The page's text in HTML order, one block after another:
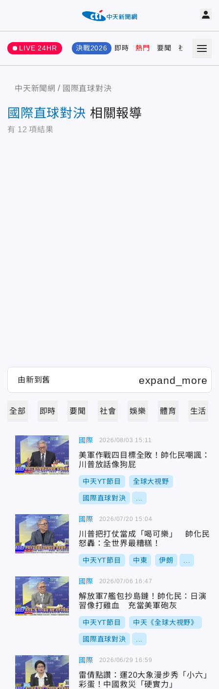
LIVE 24HR 決戰2026 即時 熱門 要聞 社會 娛樂
中天新聞網 國際直球對決
國際直球對決 相關報導
有 12 項結果
全部 即時 要聞 社會 娛樂 體育 生活
國際
美軍作戰四目標全敗！帥化民嘲諷：
川普放話像狗屁
中天YT節目 全球大視野
國際直球對決
2026/08/03 15:11
國際
川普把打仗當成「喝可樂」 帥化民
怒轟：全世界最糟糕！
中天YT節目 中東 伊朗
2026/07/20 15:04
國際
解放軍7艦包抄島鏈！帥化民：日演
習像打雞血 充當美軍砲灰
中天YT節目 中天《全球大視野》
國際直球對決
2026/07/06 16:47
國際
雷倩點讚：運20大象漫步秀「小六」
彩蛋！中國救災「硬實力」
2026/06/29 16:59